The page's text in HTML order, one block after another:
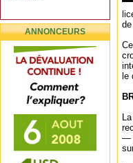
ANNONCEURS
le
—